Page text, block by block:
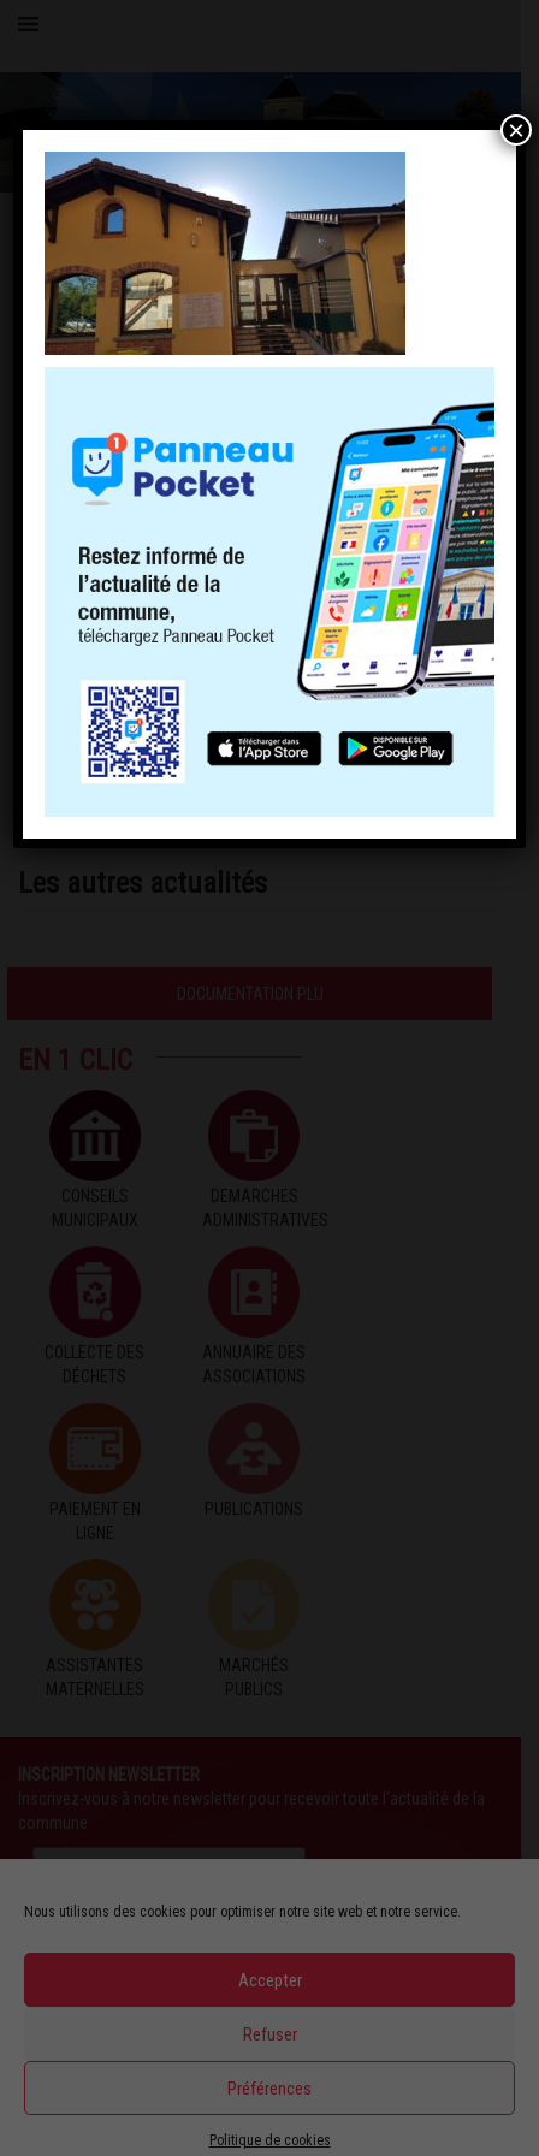
Nous utilisons des cookies pour optimiser notre site web et notre service.
Accepter
Refuser
Préférences
Politique de cookies
Toutes les actualités
LE VILLAGE
École de charnoz
31 juillet 2017
Les autres actualités
DOCUMENTATION PLU
EN 1 CLIC
CONSEILS
MUNICIPAUX
DEMARCHES
ADMINISTRATIVES
COLLECTE DES
DÉCHETS
ANNUAIRE DES
ASSOCIATIONS
PAIEMENT EN
LIGNE
PUBLICATIONS
ASSISTANTES
MATERNELLES
MARCHÉS
PUBLICS
INSCRIPTION NEWSLETTER
Inscrivez-vous à notre newsletter pour recevoir toute l'actualité de la
commune
SUIVEZ-NOUS AUSSI SUR :
YOUTUBE
×